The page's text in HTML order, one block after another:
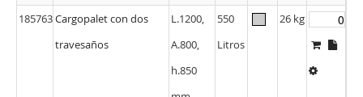
185763Cargopalet con dos
travesaños
L.1200,
A.800,
h.850
550
Litros
26 kg